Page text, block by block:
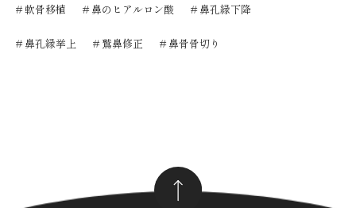
＃軟骨移植 ＃鼻のヒアルロン酸 ＃鼻孔縁下降
＃鼻孔縁挙上 ＃鷲鼻修正 ＃鼻骨骨切り